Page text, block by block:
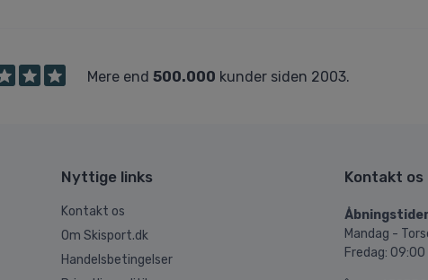
Mere end 500.000 kunder siden 2003.
Nyttige links
Kontakt os
Om Skisport.dk
Handelsbetingelser
Kontakt os
Mandag -
Fredag: